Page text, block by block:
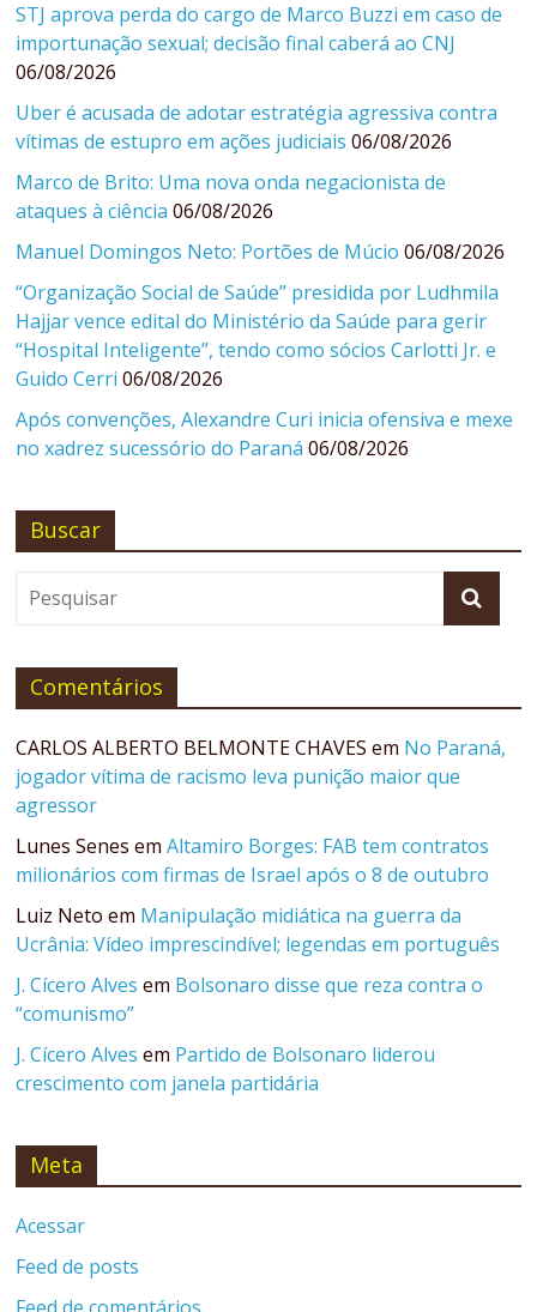
STJ aprova perda do cargo de Marco Buzzi em caso de
importunação sexual; decisão final caberá ao CNJ
06/08/2026
Uber é acusada de adotar estratégia agressiva contra
vítimas de estupro em ações judiciais 06/08/2026
Marco de Brito: Uma nova onda negacionista de
ataques à ciência 06/08/2026
Manuel Domingos Neto: Portões de Múcio 06/08/2026
“Organização Social de Saúde” presidida por Ludhmila
Hajjar vence edital do Ministério da Saúde para gerir
“Hospital Inteligente”, tendo como sócios Carlotti Jr. e
Guido Cerri 06/08/2026
Após convenções, Alexandre Curi inicia ofensiva e mexe
no xadrez sucessório do Paraná 06/08/2026
Buscar
Comentários
CARLOS ALBERTO BELMONTE CHAVES em No Paraná,
jogador vítima de racismo leva punição maior que
agressor
Lunes Senes emAltamiro Borges: FAB tem contratos
milionários com firmas de Israel após o 8 de outubro
Luiz Neto em Manipulação midiática na guerra da
Ucrânia: Vídeo imprescindível; legendas em português
J. Cícero Alves em Bolsonaro disse que reza contra o
“comunismo”
J. Cícero Alves em Partido de Bolsonaro liderou
crescimento com janela partidária
Meta
Acessar
Feed de posts